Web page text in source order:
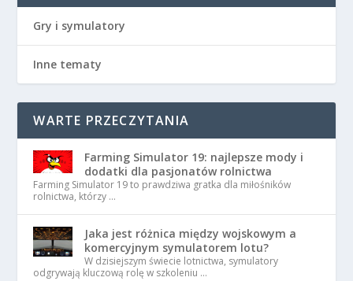
Gry i symulatory
Inne tematy
WARTE PRZECZYTANIA
Farming Simulator 19: najlepsze mody i
dodatki dla pasjonatów rolnictwa
Farming Simulator 19 to prawdziwa gratka dla miłośników
rolnictwa, którzy …
Jaka jest różnica między wojskowym a
komercyjnym symulatorem lotu?
W dzisiejszym świecie lotnictwa, symulatory
odgrywają kluczową rolę w szkoleniu …